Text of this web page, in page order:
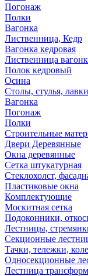
Погонаж
Полки
Вагонка
Лиственница, Кедр
Вагонка кедровая
Лиственница
Полок кедровый
Осина
Столы, стулья,
Вагонка
Погонаж
Полки
Строительные
Двери Деревянные
Окна деревянные
Сетка штукатурная
Стеклохолст,
Пластиковые окна
Комплектующие
Москитная сетка
Подоконники,
Лестницы,
Секционные
Тачки, тележки,
Односекционные
Лестница